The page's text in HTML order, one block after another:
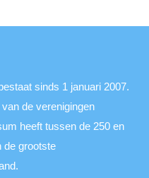
sinds 1 januari 2007.
de verenigingen
heeft tussen de 250 en
de grootste